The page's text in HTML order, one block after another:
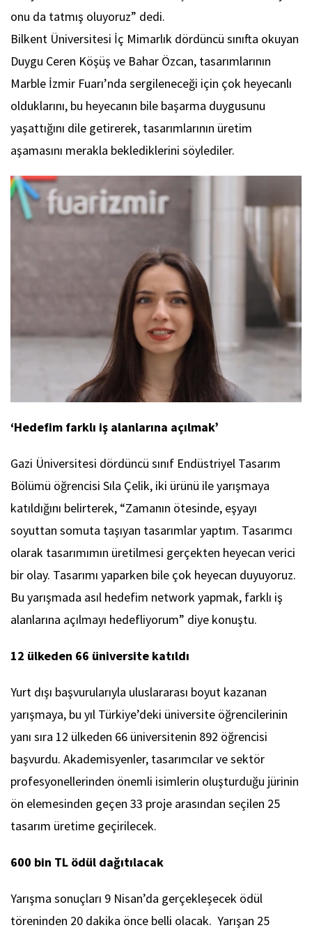
onu da tatmış oluyoruz” dedi.
Bilkent Üniversitesi İç Mimarlık dördüncü sınıfta okuyan
Duygu Ceren Köşüş ve Bahar Özcan, tasarımlarının
Marble İzmir Fuarı’nda sergileneceği için çok heyecanlı
olduklarını, bu heyecanın bile başarma duygusunu
yaşattığını dile getirerek, tasarımlarının üretim
aşamasını merakla beklediklerini söylediler.
‘Hedefim farklı iş alanlarına açılmak’
Gazi Üniversitesi dördüncü sınıf Endüstriyel Tasarım
Bölümü öğrencisi Sıla Çelik, iki ürünü ile yarışmaya
katıldığını belirterek, “Zamanın ötesinde, eşyayı
soyuttan somuta taşıyan tasarımlar yaptım. Tasarımcı
olarak tasarımımın üretilmesi gerçekten heyecan verici
bir olay. Tasarımı yaparken bile çok heyecan duyuyoruz.
Bu yarışmada asıl hedefim network yapmak, farklı iş
alanlarına açılmayı hedefliyorum” diye konuştu.
12 ülkeden 66 üniversite katıldı
Yurt dışı başvurularıyla uluslararası boyut kazanan
yarışmaya, bu yıl Türkiye’deki üniversite öğrencilerinin
yanı sıra 12 ülkeden 66 üniversitenin 892 öğrencisi
başvurdu. Akademisyenler, tasarımcılar ve sektör
profesyonellerinden önemli isimlerin oluşturduğu jürinin
ön elemesinden geçen 33 proje arasından seçilen 25
tasarım üretime geçirilecek.
600 bin TL ödül dağıtılacak
Yarışma sonuçları 9 Nisan’da gerçekleşecek ödül
töreninden 20 dakika önce belli olacak. Yarışan 25